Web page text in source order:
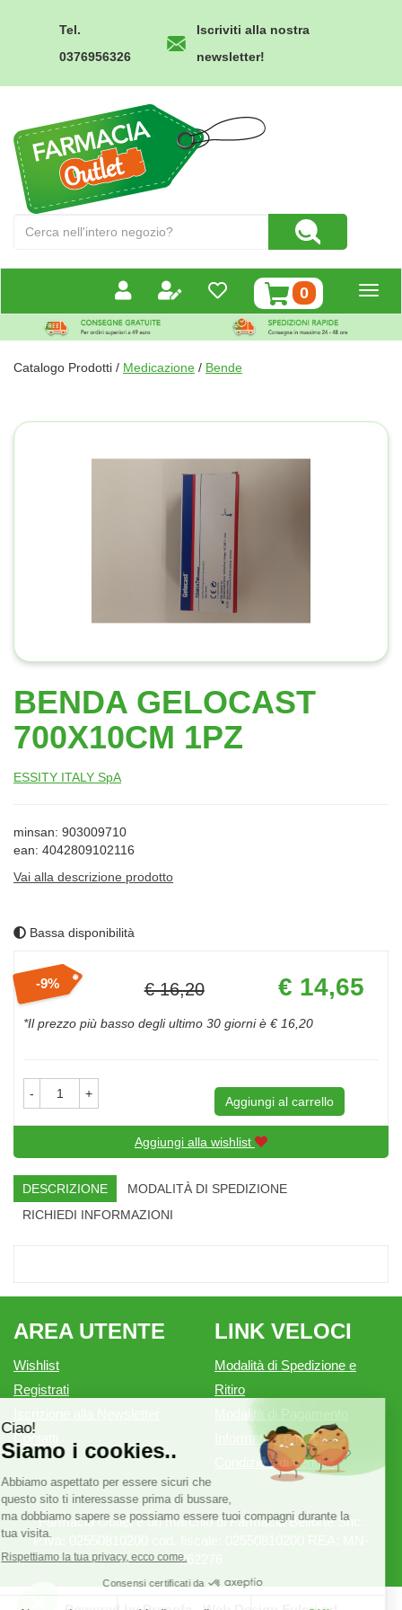
Tel.
0376956326
Iscriviti alla nostra
newsletter!
Outlet
Prodotto
Cerca Prodotto
0prodotti
inseriti
Catalogo Prodotti / Medicazione / Bende
BENDA GELOCAST
700X10CM 1PZ
ESSITY ITALY SpA
minsan: 903009710
ean: 4042809102116
Vai alla descrizione prodotto
Bassa disponibilità
Sconto
del
9% € 16,20
Prezzo
scontato
€ 14,65
*Il prezzo più basso degli ultimo 30 giorni è € 16,20
- +
Aggiungi al carrello
Aggiungi alla wishlist
DESCRIZIONE
MODALITÀ DI SPEDIZIONE
RICHIEDI INFORMAZIONI
AREA UTENTE
Wishlist
Registrati
Contatti
LINK VELOCI
Modalità di Spedizione e
Ritiro
Modalità di Pagamento
Informativa privacy
Condizioni di vendita
Farmacia Outlet è un marchio di Farmacia Belforte Snc.
P.Iva: 02550810200 cod. fiscale: 02550810200 REA: MN-
262276